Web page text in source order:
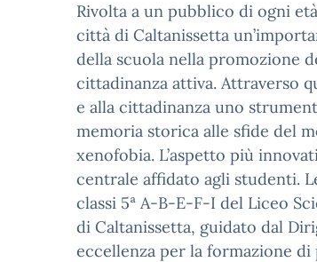
Rivolta a un pubblico di ogni
città di Caltanissetta
della scuola nella promozione
cittadinanza attiva. Attraverso
e alla cittadinanza uno
memoria storica alle sfide del
xenofobia. L’aspetto più
centrale affidato agli studenti.
classi 5ª A-B-E-F-I del Liceo
di Caltanissetta, guidato dal
eccellenza per la formazione